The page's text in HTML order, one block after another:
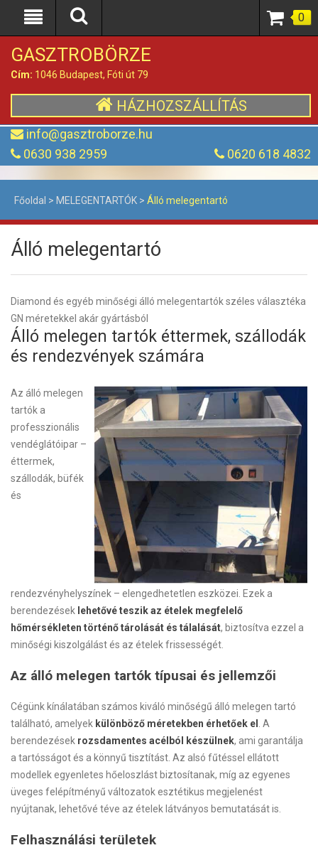
GASZTROBÖRZE
Cím: 1046 Budapest, Fóti út 79
HÁZHOZSZÁLLÍTÁS
info@gasztroborze.hu
0630 938 2959
0620 618 4832
0
Főoldal > MELEGENTARTÓK > Álló melegentartó
Álló melegentartó
Diamond és egyéb minőségi álló melegentartók széles választéka
GN méretekkel akár gyártásból
Álló melegen tartók éttermek, szállodák
és rendezvények számára
Az álló melegen
tartók a
professzionális
vendéglátóipar –
éttermek,
szállodák, büfék
és
rendezvényhelyszínek – elengedhetetlen eszközei. Ezek a
berendezések lehetővé teszik az ételek megfelelő
hőmérsékleten történő tárolását és tálalását, biztosítva ezzel a
minőségi kiszolgálást és az ételek frissességét.
Az álló melegen tartók típusai és jellemzői
Cégünk kínálatában számos kiváló minőségű álló melegen tartó
található, amelyek különböző méretekben érhetőek el
. A
berendezések rozsdamentes acélból készülnek, ami garantálja
a tartósságot és a könnyű tisztítást. Az alsó fűtéssel ellátott
modellek egyenletes hőeloszlást biztosítanak, míg az egyenes
üveges felépítményű változatok esztétikus megjelenést
nyújtanak, lehetővé téve az ételek látványos bemutatását is.
Felhasználási területek